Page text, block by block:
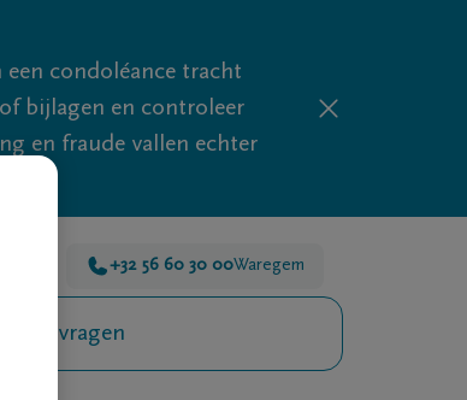
condoléance tracht
bijlagen en controleer
en fraude vallen echter
24 +32 56 60 30 00Waregem
vragen